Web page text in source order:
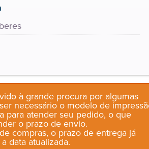
à grande procura por algumas
necessário o modelo de
para atender seu pedido, o que
o prazo de envio.
compras, o prazo de entrega já
data atualizada.